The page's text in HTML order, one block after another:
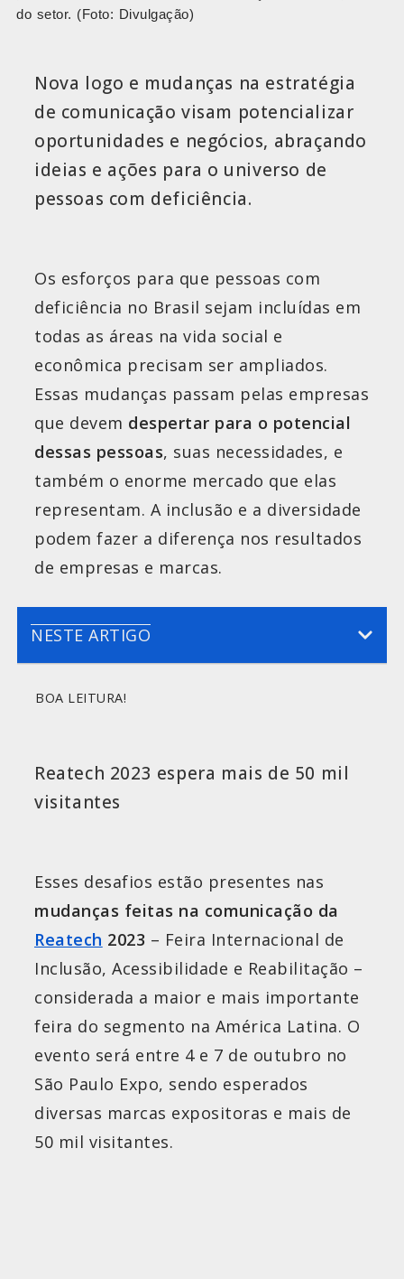
do setor. (Foto: Divulgação)
Nova logo e mudanças na estratégia
de comunicação visam potencializar
oportunidades e negócios, abraçando
ideias e ações para o universo de
pessoas com deficiência.
Os esforços para que pessoas com
deficiência no Brasil sejam incluídas em
todas as áreas na vida social e
econômica precisam ser ampliados.
Essas mudanças passam pelas empresas
que devem despertar para o potencial
dessas pessoas, suas necessidades, e
também o enorme mercado que elas
representam. A inclusão e a diversidade
podem fazer a diferença nos resultados
de empresas e marcas.
NESTE ARTIGO
BOA LEITURA!
Reatech 2023 espera mais de 50 mil
visitantes
Esses desafios estão presentes nas
mudanças feitas na comunicação da
Reatech 2023 – Feira Internacional de
Inclusão, Acessibilidade e Reabilitação –
considerada a maior e mais importante
feira do segmento na América Latina. O
evento será entre 4 e 7 de outubro no
São Paulo Expo, sendo esperados
diversas marcas expositoras e mais de
50 mil visitantes.